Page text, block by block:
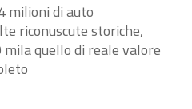
milioni di auto
riconuscute storiche,
quello di reale valore